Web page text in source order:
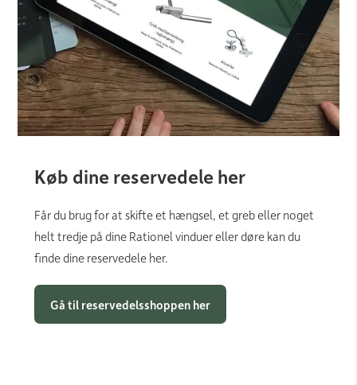
Køb dine reservedele her
Får du brug for at skifte et hængsel, et greb eller noget
helt tredje på dine Rationel vinduer eller døre kan du
finde dine reservedele her.
Gå til reservedelsshoppen her